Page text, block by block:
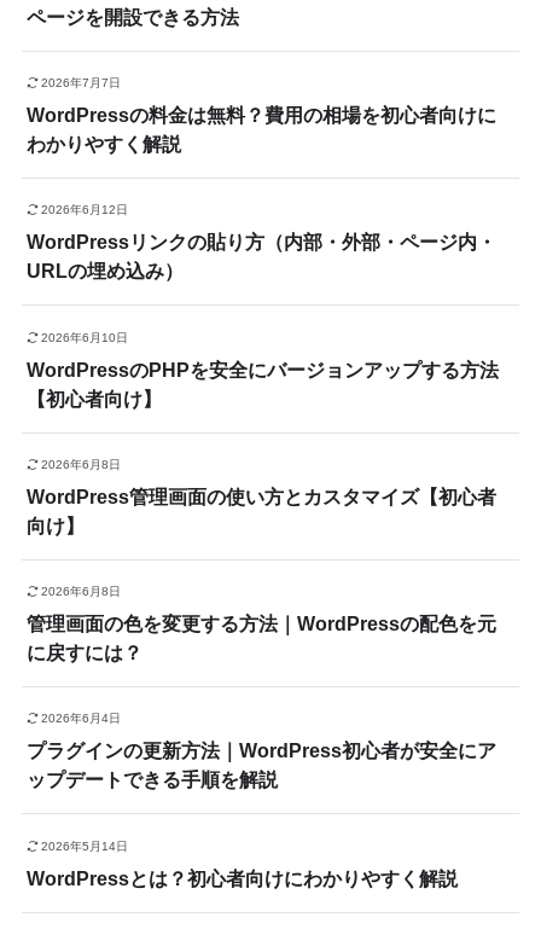
ページを開設できる方法
2026年7月7日
WordPressの料金は無料？費用の相場を初心者向けに
わかりやすく解説
2026年6月12日
WordPressリンクの貼り方（内部・外部・ページ内・
URLの埋め込み）
2026年6月10日
WordPressのPHPを安全にバージョンアップする方法
【初心者向け】
2026年6月8日
WordPress管理画面の使い方とカスタマイズ【初心者
向け】
2026年6月8日
管理画面の色を変更する方法｜WordPressの配色を元
に戻すには？
2026年6月4日
プラグインの更新方法｜WordPress初心者が安全にア
ップデートできる手順を解説
2026年5月14日
WordPressとは？初心者向けにわかりやすく解説